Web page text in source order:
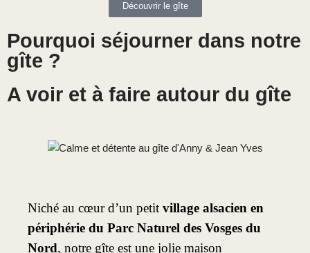
Découvrir le gîte
Pourquoi séjourner dans notre
gîte ?
A voir et à faire autour du gîte
Niché au cœur d’un petit village alsacien en
périphérie du Parc Naturel des Vosges du
Nord, notre gîte est une jolie maison